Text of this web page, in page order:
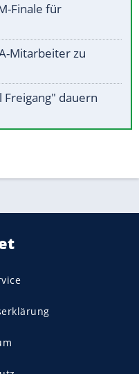
Finale für
Mitarbeiter zu
Freigang" dauern